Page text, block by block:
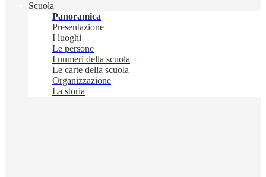
Scuola
Panoramica
Presentazione
I luoghi
Le persone
I numeri della scuola
Le carte della scuola
Organizzazione
La storia